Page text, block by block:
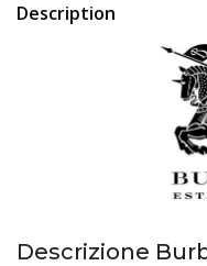
Description
Descrizione